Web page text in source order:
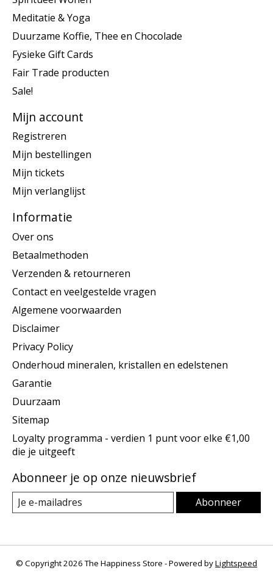
Meditatie & Yoga
Duurzame Koffie, Thee en Chocolade
Fysieke Gift Cards
Fair Trade producten
Sale!
Mijn account
Registreren
Mijn bestellingen
Mijn tickets
Mijn verlanglijst
Informatie
Over ons
Betaalmethoden
Verzenden & retourneren
Contact en veelgestelde vragen
Algemene voorwaarden
Disclaimer
Privacy Policy
Onderhoud mineralen, kristallen en edelstenen
Garantie
Duurzaam
Sitemap
Loyalty programma - verdien 1 punt voor elke €1,00
die je uitgeeft
Abonneer je op onze nieuwsbrief
Abonneer
© Copyright 2026 The Happiness Store - Powered byLightspeed